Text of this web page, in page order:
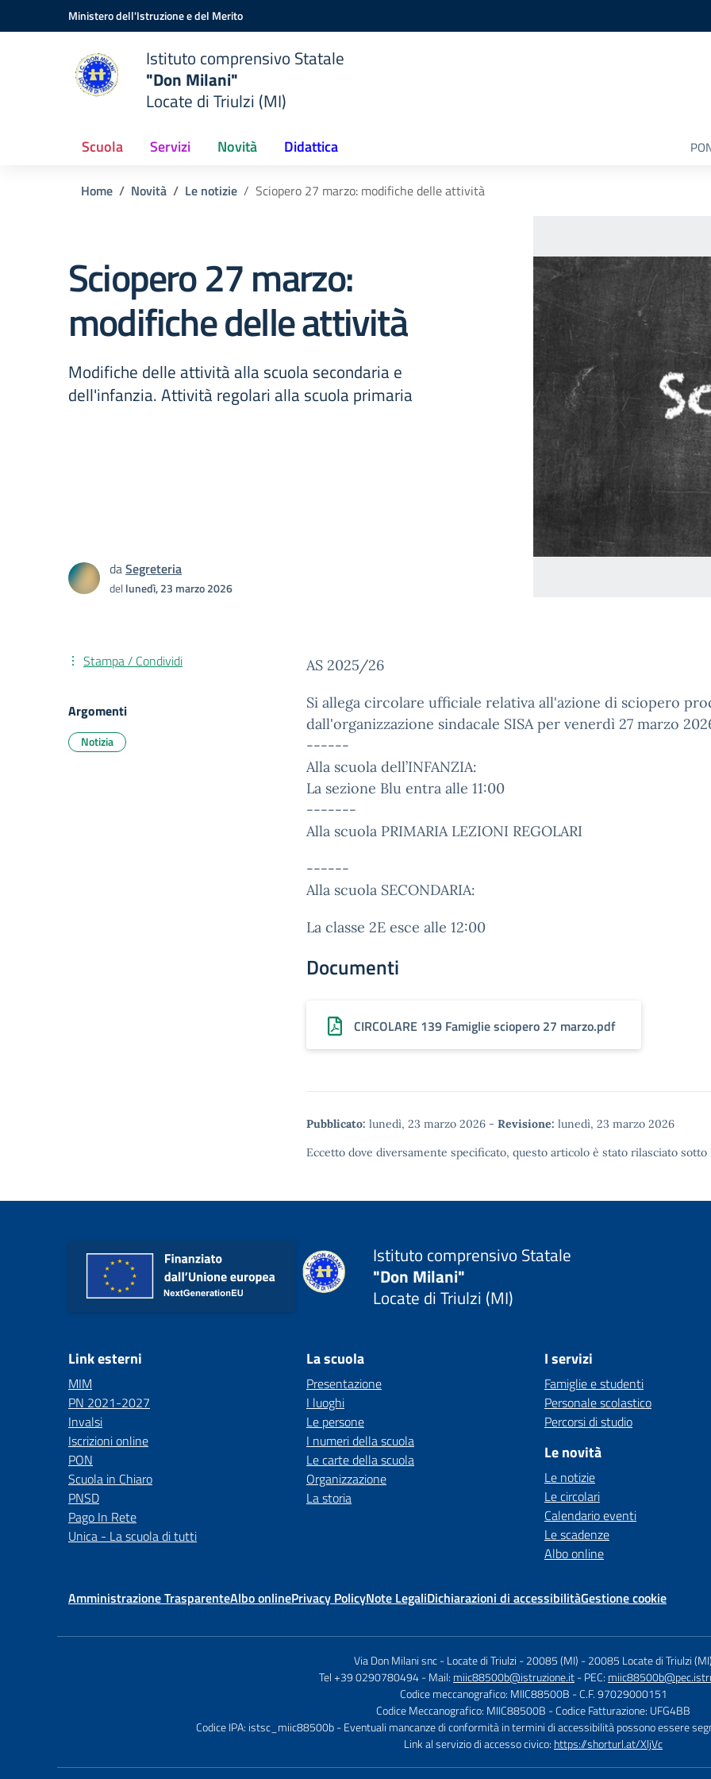
Vai ai contenuti
Vai al menu di navigazioneMinistero dell'Istruzione e del Merito
Istituto comprensivo Statale
"Don Milani"
Locate di Triulzi (MI)
Scuola Servizi Novità Didattica
Home Novità Le notizie Sciopero 27 marzo: modifiche delle attività
Sciopero 27 marzo:
modifiche delle attività
Modifiche delle attività alla scuola secondaria e
dell'infanzia. Attività regolari alla scuola primaria
daSegreteria
dellunedì, 23 marzo 2026
AS 2025/26
Si allega circolare ufficiale relativa all'azione di sciopero
dall'organizzazione sindacale SISA per venerdì 27 marzo
------
Alla scuola dell’INFANZIA:
La sezione Blu entra alle 11:00
-------
Alla scuola PRIMARIA LEZIONI REGOLARI
------
Alla scuola SECONDARIA:
La classe 2E esce alle 12:00
Documenti
CIRCOLARE 139 Famiglie sciopero 27 marzo.pdf
Pubblicato: lunedì, 23 marzo 2026 - Revisione: lunedì, 23 marzo 2026
Eccetto dove diversamente specificato, questo articolo è stato rilasciato sotto
Stampa / Condividi
Argomenti
Notizia
Istituto comprensivo Statale
"Don Milani"
Locate di Triulzi (MI)
Link esterni
MIM
PN 2021-2027
Invalsi
Iscrizioni online
PON
Scuola in Chiaro
PNSD
Pago In Rete
Unica - La scuola di tutti
La scuola
Presentazione
I luoghi
Le persone
I numeri della scuola
Le carte della scuola
Organizzazione
La storia
I servizi
Famiglie e studenti
Personale scolastico
Percorsi di studio
Le novità
Le notizie
Le circolari
Calendario eventi
Le scadenze
Albo online
Amministrazione TrasparenteAlbo onlinePrivacy PolicyNote LegaliDichiarazioni di accessibilitàGestione cookie
Via Don Milani snc - Locate di Triulzi - 20085 (MI) -20085 Locate di Triulzi
Tel +39 0290780494- Mail: miic88500b@istruzione.it- PEC:
Codice meccanografico: MIIC88500B - C.F. 97029000151
Codice Meccanografico: MIIC88500B - Codice Fatturazione: UFG4BB
Codice IPA: istsc_miic88500b - Eventuali mancanze di conformità in termini di accessibilità possono essere
Link al servizio di accesso civico: https://shorturl.at/XljVc